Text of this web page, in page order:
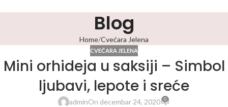
Blog
Home Cvećara Jelena
CVEĆARA JELENA
Mini orhideja u saksiji – Simbol
ljubavi, lepote i sreće
adminOn decembar 24, 2020 0